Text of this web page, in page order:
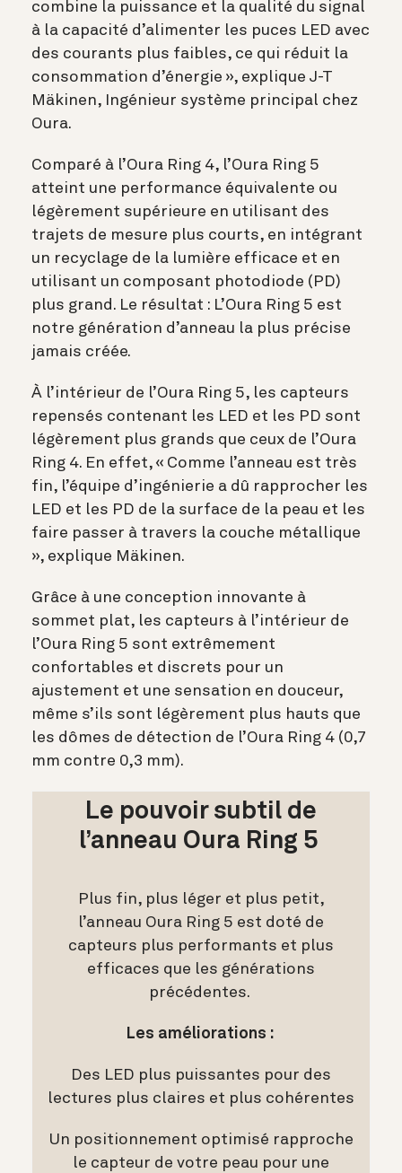
combine la puissance et la qualité du signal
à la capacité d’alimenter les puces LED avec
des courants plus faibles, ce qui réduit la
consommation d’énergie », explique J-T
Mäkinen, Ingénieur système principal chez
Oura.
Comparé à l’Oura Ring 4, l’Oura Ring 5
atteint une performance équivalente ou
légèrement supérieure en utilisant des
trajets de mesure plus courts, en intégrant
un recyclage de la lumière efficace et en
utilisant un composant photodiode (PD)
plus grand. Le résultat : L’Oura Ring 5 est
notre génération d’anneau la plus précise
jamais créée.
À l’intérieur de l’Oura Ring 5, les capteurs
repensés contenant les LED et les PD sont
légèrement plus grands que ceux de l’Oura
Ring 4. En effet, « Comme l’anneau est très
fin, l’équipe d’ingénierie a dû rapprocher les
LED et les PD de la surface de la peau et les
faire passer à travers la couche métallique
», explique Mäkinen.
Grâce à une conception innovante à
sommet plat, les capteurs à l’intérieur de
l’Oura Ring 5 sont extrêmement
confortables et discrets pour un
ajustement et une sensation en douceur,
même s’ils sont légèrement plus hauts que
les dômes de détection de l’Oura Ring 4 (0,7
mm contre 0,3 mm).
Le pouvoir subtil de
l’anneau Oura Ring 5
Plus fin, plus léger et plus petit,
l’anneau Oura Ring 5 est doté de
capteurs plus performants et plus
efficaces que les générations
précédentes.
Les améliorations :
Des LED plus puissantes pour des
lectures plus claires et plus cohérentes
Un positionnement optimisé rapproche
le capteur de votre peau pour une